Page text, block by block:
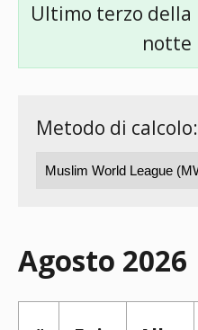
Ultimo terzo della
notte
Metodo di calcolo:
Agosto 2026